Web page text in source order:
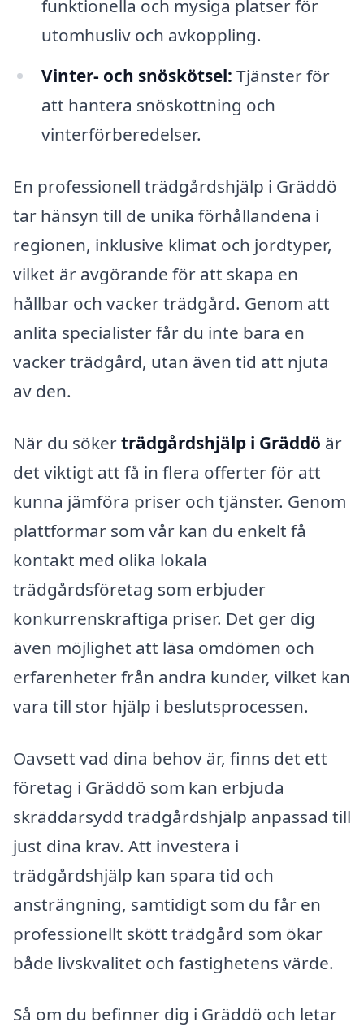
funktionella och mysiga platser för
utomhusliv och avkoppling.
Vinter- och snöskötsel: Tjänster för
att hantera snöskottning och
vinterförberedelser.
En professionell trädgårdshjälp i Gräddö
tar hänsyn till de unika förhållandena i
regionen, inklusive klimat och jordtyper,
vilket är avgörande för att skapa en
hållbar och vacker trädgård. Genom att
anlita specialister får du inte bara en
vacker trädgård, utan även tid att njuta
av den.
När du sökerträdgårdshjälp i Gräddö är
det viktigt att få in flera offerter för att
kunna jämföra priser och tjänster. Genom
plattformar som vår kan du enkelt få
kontakt med olika lokala
trädgårdsföretag som erbjuder
konkurrenskraftiga priser. Det ger dig
även möjlighet att läsa omdömen och
erfarenheter från andra kunder, vilket kan
vara till stor hjälp i beslutsprocessen.
Oavsett vad dina behov är, finns det ett
företag i Gräddö som kan erbjuda
skräddarsydd trädgårdshjälp anpassad till
just dina krav. Att investera i
trädgårdshjälp kan spara tid och
ansträngning, samtidigt som du får en
professionellt skött trädgård som ökar
både livskvalitet och fastighetens värde.
Så om du befinner dig i Gräddö och letar